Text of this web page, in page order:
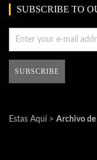
SUBSCRIBE TO
Estas Aquí > Archivo